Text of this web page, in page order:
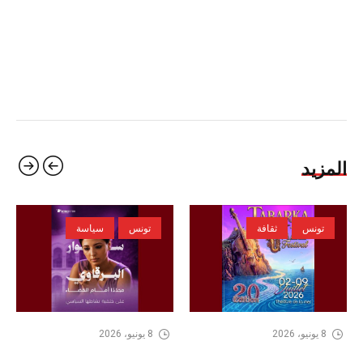
المزيد
تونس ثقافة
8 يونيو، 2026
تونس سياسة
8 يونيو، 2026